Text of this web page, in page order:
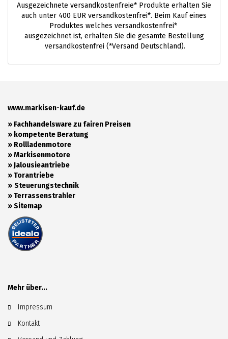
Ausgezeichnete versandkostenfreie* Produkte erhalten Sie
auch unter 400 EUR versandkostenfrei*. Beim Kauf eines
Produktes welches versandkostenfrei*
ausgezeichnet ist, erhalten Sie die gesamte Bestellung
versandkostenfrei (*Versand Deutschland).
www.markisen-kauf.de
» Fachhandelsware zu fairen Preisen
» kompetente Beratung
» Rollladenmotore
»Markisenmotore
»Jalousieantriebe
»Torantriebe
» Steuerungstechnik
»Terrassenstrahler
»Sitemap
Mehr über...
Impressum
Kontakt